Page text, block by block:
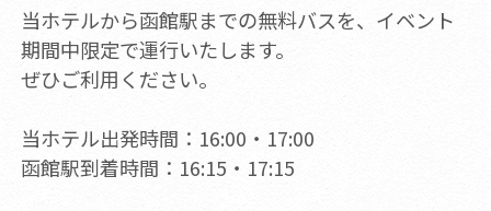
当ホテルから函館駅までの無料バスを、イベント
期間中限定で運行いたします。
ぜひご利用ください。
当ホテル出発時間：16:00・17:00
函館駅到着時間：16:15・17:15